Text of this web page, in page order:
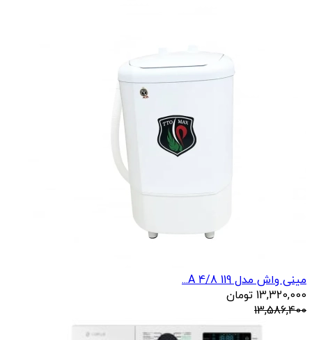
مینی واش مدل 119 4/8 A...
13,320,000 تومان
13,586,400